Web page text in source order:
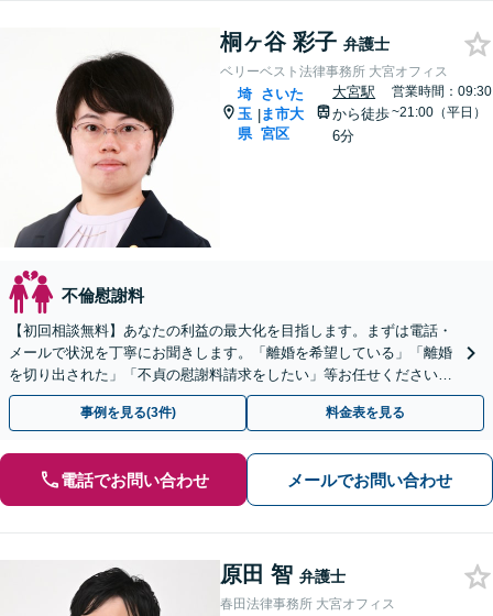
桐ヶ谷 彩子 弁護士
ベリーベスト法律事務所 大宮オフィス
埼
玉
県
|
さいた
ま市大
宮区
大宮駅
から徒歩
6分
営業時間：09:30
~21:00（平日）
不倫慰謝料
【初回相談無料】あなたの利益の最大化を目指します。まずは電話・
メールで状況を丁寧にお聞きします。「離婚を希望している」「離婚
を切り出された」「不貞の慰謝料請求をしたい」等お任せください。
【リーズナブルな料金設定】
事例を見る(3件) 料金表を見る
電話でお問い合わせ メールでお問い合わせ
原田 智 弁護士
春田法律事務所 大宮オフィス